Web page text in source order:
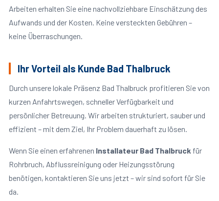
Arbeiten erhalten Sie eine nachvollziehbare Einschätzung des
Aufwands und der Kosten. Keine versteckten Gebühren –
keine Überraschungen.
Ihr Vorteil als Kunde Bad Thalbruck
Durch unsere lokale Präsenz Bad Thalbruck profitieren Sie von
kurzen Anfahrtswegen, schneller Verfügbarkeit und
persönlicher Betreuung. Wir arbeiten strukturiert, sauber und
effizient – mit dem Ziel, Ihr Problem dauerhaft zu lösen.
Wenn Sie einen erfahrenen Installateur Bad Thalbruck für
Rohrbruch, Abflussreinigung oder Heizungsstörung
benötigen, kontaktieren Sie uns jetzt – wir sind sofort für Sie
da.